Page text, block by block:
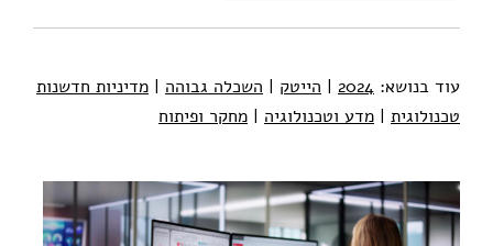
עוד בנושא: 2024
| הייטק | השכלה גבוהה | מדיניות חדשנות
טכנולוגית | מדע וטכנולוגיה | מחקר ופיתוח